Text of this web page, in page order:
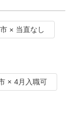
× 当直なし
× 4月入職可